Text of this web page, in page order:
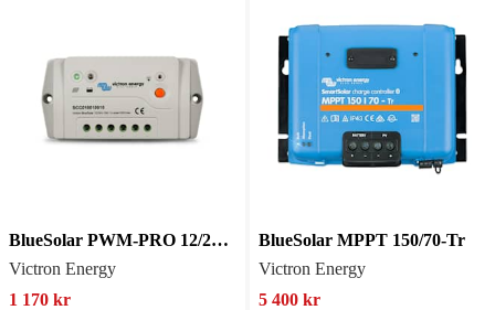
BlueSolar PWM-PRO 12/24V-30A
Victron Energy
1 170 kr
BlueSolar MPPT 150/70-Tr
Victron Energy
5 400 kr